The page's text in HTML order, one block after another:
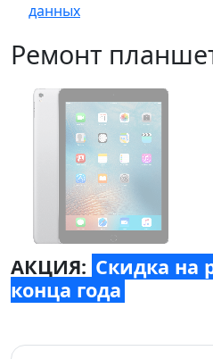
данных
Ремонт
АКЦИЯ: Скидка на
конца года